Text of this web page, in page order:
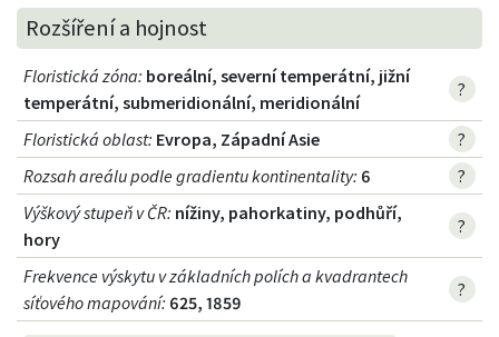
Rozšíření a hojnost
Floristická zóna: boreální, severní temperátní, jižní
temperátní, submeridionální, meridionální
?
Floristická oblast: Evropa, Západní Asie
?
Rozsah areálu podle gradientu kontinentality: 6
?
Výškový stupeň v ČR: nížiny, pahorkatiny, podhůří,
hory
?
Frekvence výskytu v základních polích a kvadrantech
síťového mapování: 625, 1859
?